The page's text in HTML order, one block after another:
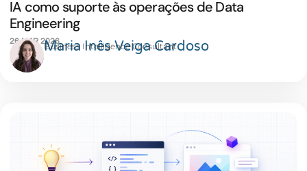
IA como suporte às operações de Data
Engineering
26 MAR 2026Maria Inês Veiga Cardoso
Business Intelligence Consultant